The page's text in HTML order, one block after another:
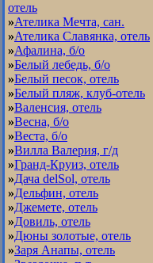
отель
»Ателика Мечта, сан.
»Ателика Славянка, отель
»Афалина, б/о
»Белый лебедь, б/о
»Белый песок, отель
»Белый пляж, клуб-отель
»Валенсия, отель
»Весна, б/о
»Веста, б/о
»Вилла Валерия, г/д
»Гранд-Круиз, отель
»Дача delSol, отель
»Дельфин, отель
»Джемете, отель
»Довиль, отель
»Дюны золотые, отель
»Заря Анапы, отель